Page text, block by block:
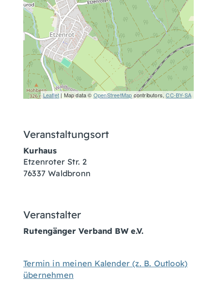
Leaflet| Map data © OpenStreetMap contributors,CC-BY-SA
Veranstaltungsort
Kurhaus
Etzenroter Str. 2
76337 Waldbronn
Veranstalter
Rutengänger Verband BW e.V.
Termin in meinen Kalender (z. B. Outlook)
übernehmen